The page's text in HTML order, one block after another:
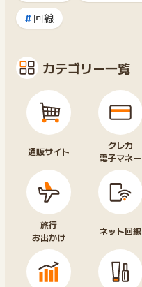
回線
カテゴリー一覧
通販サイト
クレカ
電子マネー
旅行
お出かけ
ネット回線